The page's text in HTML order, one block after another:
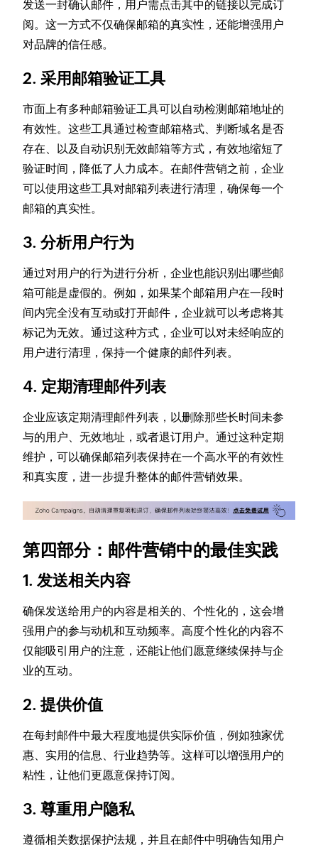
发送一封确认邮件，用户需点击其中的链接以完成订
阅。这一方式不仅确保邮箱的真实性，还能增强用户
对品牌的信任感。
2. 采用邮箱验证工具
市面上有多种邮箱验证工具可以自动检测邮箱地址的
有效性。这些工具通过检查邮箱格式、判断域名是否
存在、以及自动识别无效邮箱等方式，有效地缩短了
验证时间，降低了人力成本。在邮件营销之前，企业
可以使用这些工具对邮箱列表进行清理，确保每一个
邮箱的真实性。
3. 分析用户行为
通过对用户的行为进行分析，企业也能识别出哪些邮
箱可能是虚假的。例如，如果某个邮箱用户在一段时
间内完全没有互动或打开邮件，企业就可以考虑将其
标记为无效。通过这种方式，企业可以对未经响应的
用户进行清理，保持一个健康的邮件列表。
4. 定期清理邮件列表
企业应该定期清理邮件列表，以删除那些长时间未参
与的用户、无效地址，或者退订用户。通过这种定期
维护，可以确保邮箱列表保持在一个高水平的有效性
和真实度，进一步提升整体的邮件营销效果。
第四部分：邮件营销中的最佳实践
1. 发送相关内容
确保发送给用户的内容是相关的、个性化的，这会增
强用户的参与动机和互动频率。高度个性化的内容不
仅能吸引用户的注意，还能让他们愿意继续保持与企
业的互动。
2. 提供价值
在每封邮件中最大程度地提供实际价值，例如独家优
惠、实用的信息、行业趋势等。这样可以增强用户的
粘性，让他们更愿意保持订阅。
3. 尊重用户隐私
遵循相关数据保护法规，并且在邮件中明确告知用户